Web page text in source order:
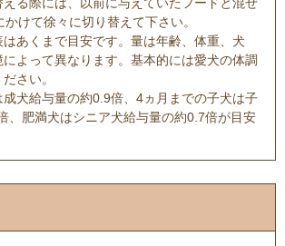
える際には、以前に与えていたフードと混ぜ
けて徐々に切り替えて下さい。
はあくまで目安です。量は年齢、体重、犬
よって異なります。基本的には愛犬の体調
さい。
成犬給与量の約0.9倍、4ヵ月までの子犬は子
、肥満犬はシニア犬給与量の約0.7倍が目安